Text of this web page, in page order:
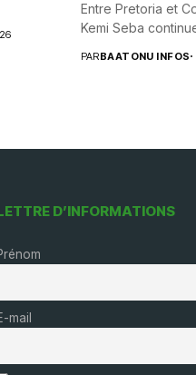
Entre Pretoria et
Kemi Seba
PARBAATONU INFOS
D’INFORMATIONS
mail